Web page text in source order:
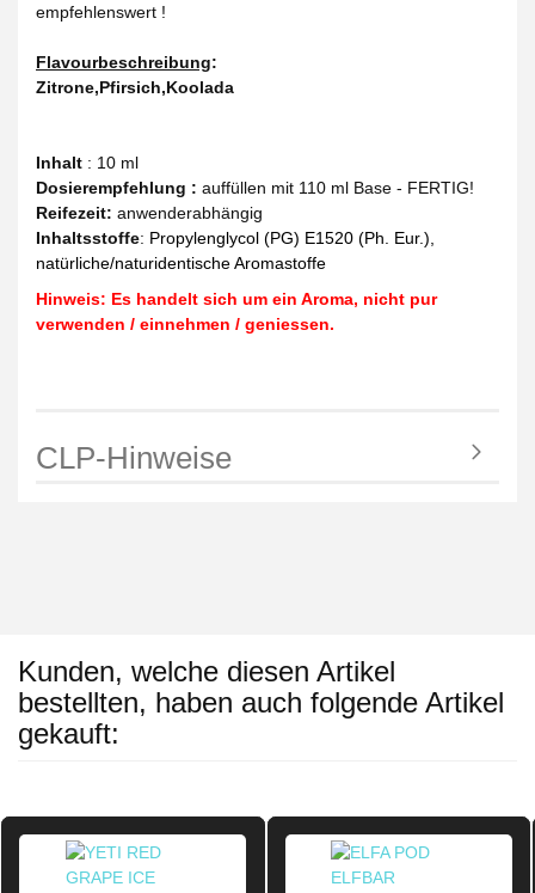
empfehlenswert !
Flavourbeschreibung:
Zitrone,Pfirsich,Koolada
Inhalt : 10 ml
Dosierempfehlung : auffüllen mit 110 ml Base - FERTIG!
Reifezeit: anwenderabhängig
Inhaltsstoffe: Propylenglycol (PG) E1520 (Ph. Eur.),
natürliche/naturidentische Aromastoffe
Hinweis: Es handelt sich um ein Aroma, nicht pur
verwenden / einnehmen / geniessen.
CLP-Hinweise
Kunden, welche diesen Artikel
bestellten, haben auch folgende Artikel
gekauft: